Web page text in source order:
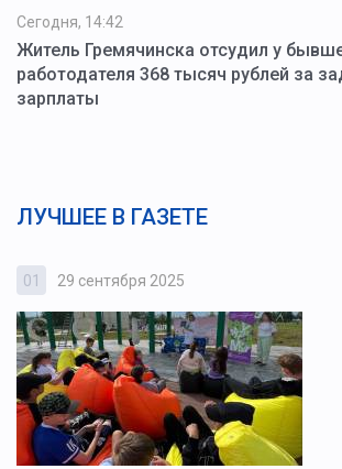
Сегодня, 14:42
Житель Гремячинска отсудил у
работодателя 368 тысяч рублей за
зарплаты
ЛУЧШЕЕ В ГАЗЕТЕ
01 29 сентября 2025